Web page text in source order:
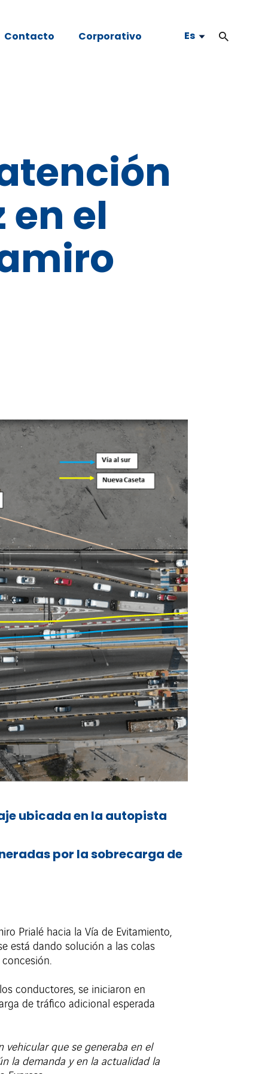
Contacto Corporativo Es
el
ubicada en la autopista
por la sobrecarga de
Prialé hacia la Vía de Evitamiento,
está dando solución a las colas
conductores, se iniciaron en
de tráfico adicional esperada
que se generaba en el
la demanda y en la actualidad la